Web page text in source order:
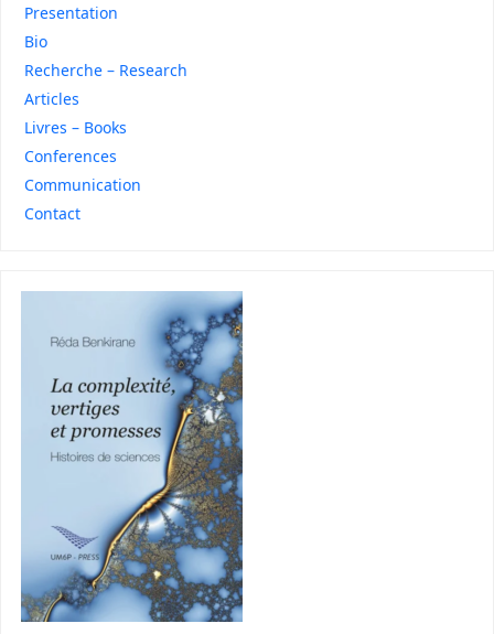
Presentation
Bio
Recherche – Research
Articles
Livres – Books
Conferences
Communication
Contact